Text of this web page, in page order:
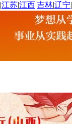
|江苏|江西|吉林|辽宁|